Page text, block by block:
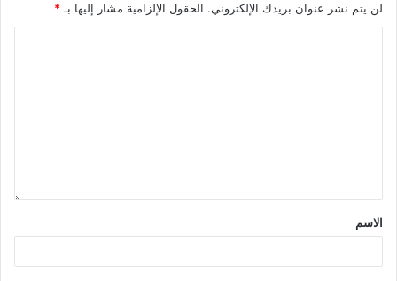
لن يتم نشر عنوان بريدك الإلكتروني. الحقول الإلزامية مشار إليها بـ *
الاسم